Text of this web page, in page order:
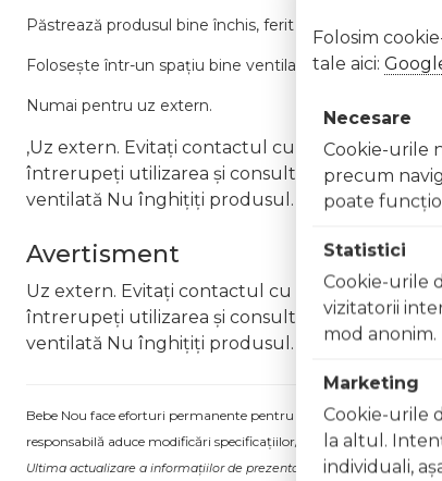
Păstrează produsul bine închis, ferit de căldură și
Folosește într-un spațiu bine ventilat.
Numai pentru uz extern.
,Uz extern. Evitați contactul cu ochii. În caz de
întrerupeți utilizarea și consultați un specialist
ventilată Nu înghițiți produsul. În caz de
Avertisment
Uz extern. Evitați contactul cu ochii. În caz de
întrerupeți utilizarea și consultați un specialist
ventilată Nu înghițiți produsul. În caz de
Bebe Nou face eforturi permanente pentru a păstra informațiile
responsabilă aduce modificări specificațiilor/etichetei acestuia,
Ultima actualizare a informațiilor de prezentare pentru Lac unghii
Folosim
tale aici:
Necesare
Cookie-urile
precum
poate
Statistici
Cookie-urile
vizitatorii
mod anonim.
Marketing
Cookie-urile
la altul.
individuali,